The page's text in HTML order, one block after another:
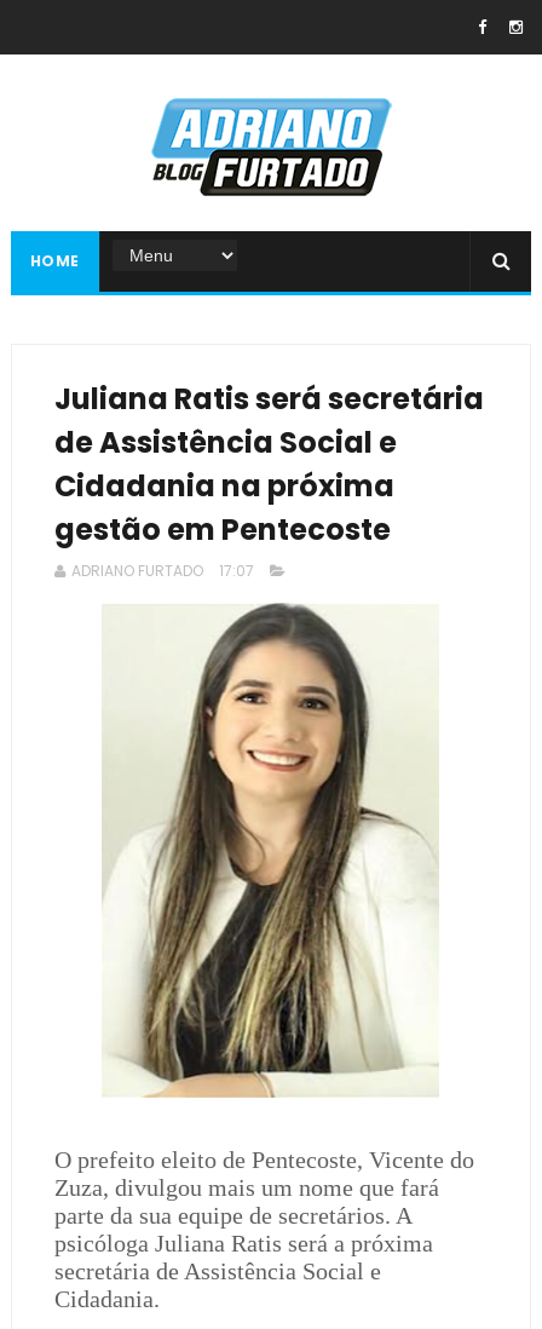
HOME
Juliana Ratis será secretária
de Assistência Social e
Cidadania na próxima
gestão em Pentecoste
ADRIANO FURTADO 17:07
O prefeito eleito de Pentecoste, Vicente do
Zuza, divulgou mais um nome que fará
parte da sua equipe de secretários. A
psicóloga Juliana Ratis será a próxima
secretária de Assistência Social e
Cidadania.